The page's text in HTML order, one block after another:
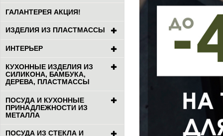
ГАЛАНТЕРЕЯ АКЦИЯ!
ИЗДЕЛИЯ ИЗ ПЛАСТМАССЫ
ИНТЕРЬЕР
КУХОННЫЕ ИЗДЕЛИЯ ИЗ
СИЛИКОНА, БАМБУКА,
ДЕРЕВА, ПЛАСТМАССЫ
ПОСУДА И КУХОННЫЕ
ПРИНАДЛЕЖНОСТИ ИЗ
МЕТАЛЛА
ПОСУДА ИЗ СТЕКЛА И